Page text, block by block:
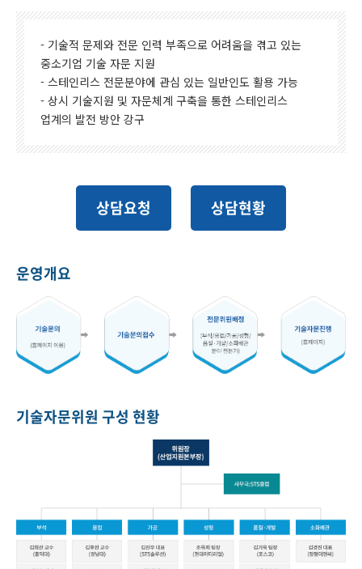
- 기술적 문제와 전문 인력 부족으로 어려움을 겪고 있는
중소기업 기술 자문 지원
- 스테인리스 전문분야에 관심 있는 일반인도 활용 가능
- 상시 기술지원 및 자문체계 구축을 통한 스테인리스
업계의 발전 방안 강구
상담요청 상담현황
운영개요
기술자문위원 구성 현황